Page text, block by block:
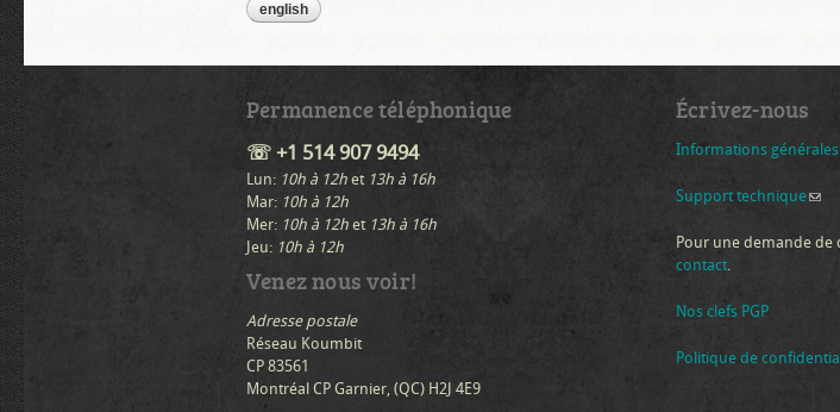
english
Permanence téléphonique
☏ +1 514 907 9494
Lun: 10h à 12h et 13h à 16h
Mar: 10h à 12h
Mer: 10h à 12h et 13h à 16h
Jeu: 10h à 12h
Venez nous voir!
Adresse postale
Réseau Koumbit
CP 83561
Montréal CP Garnier, (QC) H2J 4E9
Écrivez-nous
Informations générales
Support technique(link
Pour une demande de
contact.
Nos clefs PGP
Politique de